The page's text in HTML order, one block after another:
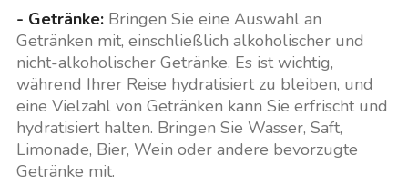
- Getränke:Bringen Sie eine Auswahl an
Getränken mit, einschließlich alkoholischer und
nicht-alkoholischer Getränke. Es ist wichtig,
während Ihrer Reise hydratisiert zu bleiben, und
eine Vielzahl von Getränken kann Sie erfrischt und
hydratisiert halten. Bringen Sie Wasser, Saft,
Limonade, Bier, Wein oder andere bevorzugte
Getränke mit.